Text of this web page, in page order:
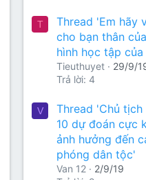
T
Thread 'Em hãy
cho bạn thân
hình học tập của
Tieuthuyet
29/9/
Trả lời: 4
V
Thread 'Chủ
10 dự đoán cực
ảnh hưởng đến
phóng dân tộc'
Van 12
2/9/19